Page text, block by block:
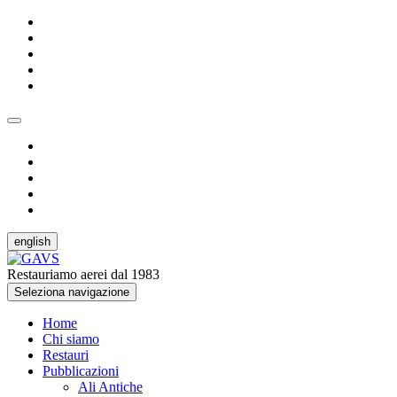
english
Restauriamo aerei dal 1983
Seleziona navigazione
Home
Chi siamo
Restauri
Pubblicazioni
Ali Antiche